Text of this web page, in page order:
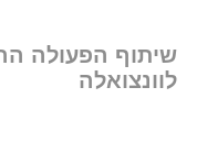
שיתוף הפעולה
לוונצואלה